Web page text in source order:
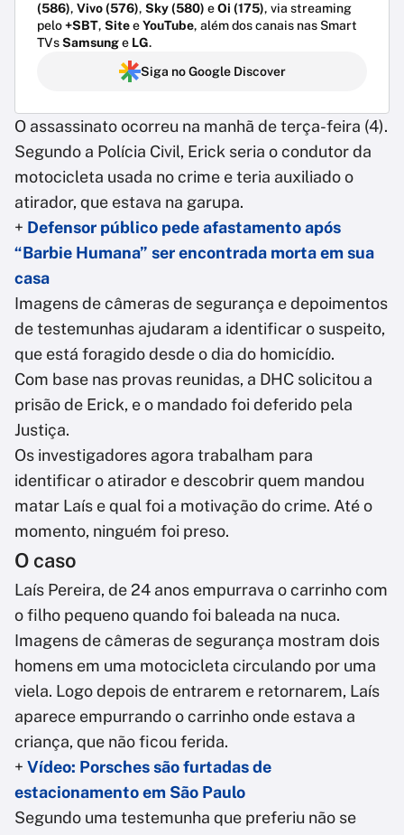
(586), Vivo (576), Sky (580) eOi (175), via streaming
pelo+SBT, SiteeYouTube, além dos canais nas Smart
TVsSamsunge LG.
Siga no Google Discover
O assassinato ocorreu na manhã de terça-feira (4).
Segundo a Polícia Civil, Erick seria o condutor da
motocicleta usada no crime e teria auxiliado o
atirador, que estava na garupa.
+ Defensor público pede afastamento após
“Barbie Humana” ser encontrada morta em sua
casa
Imagens de câmeras de segurança e depoimentos
de testemunhas ajudaram a identificar o suspeito,
que está foragido desde o dia do homicídio.
Com base nas provas reunidas, a DHC solicitou a
prisão de Erick, e o mandado foi deferido pela
Justiça.
Os investigadores agora trabalham para
identificar o atirador e descobrir quem mandou
matar Laís e qual foi a motivação do crime. Até o
momento, ninguém foi preso.
O caso
Laís Pereira, de 24 anos empurrava o carrinho com
o filho pequeno quando foi baleada na nuca.
Imagens de câmeras de segurança mostram dois
homens em uma motocicleta circulando por uma
viela. Logo depois de entrarem e retornarem, Laís
aparece empurrando o carrinho onde estava a
criança, que não ficou ferida.
+ Vídeo: Porsches são furtadas de
estacionamento em São Paulo
Segundo uma testemunha que preferiu não se